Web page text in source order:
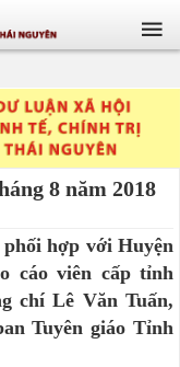
8 năm 2018
hợp với Huyện
cáo viên cấp tỉnh
chí Lê Văn Tuấn,
Tuyên giáo Tỉnh